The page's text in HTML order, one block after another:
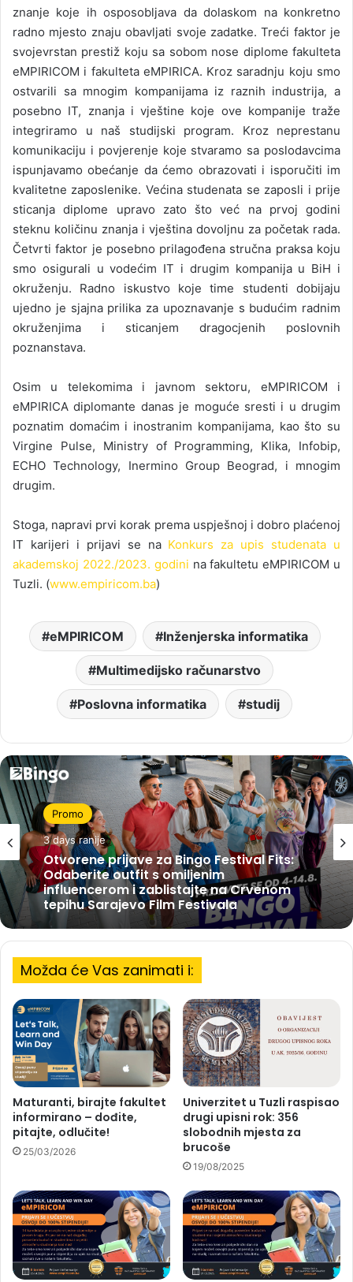
znanje koje ih osposobljava da dolaskom na konkretno
radno mjesto znaju obavljati svoje zadatke. Treći faktor je
svojevrstan prestiž koju sa sobom nose diplome fakulteta
eMPIRICOM i fakulteta eMPIRICA. Kroz saradnju koju smo
ostvarili sa mnogim kompanijama iz raznih industrija, a
posebno IT, znanja i vještine koje ove kompanije traže
integriramo u naš studijski program. Kroz neprestanu
komunikaciju i povjerenje koje stvaramo sa poslodavcima
ispunjavamo obećanje da ćemo obrazovati i isporučiti im
kvalitetne zaposlenike. Većina studenata se zaposli i prije
sticanja diplome upravo zato što već na prvoj godini
steknu količinu znanja i vještina dovoljnu za početak rada.
Četvrti faktor je posebno prilagođena stručna praksa koju
smo osigurali u vodećim IT i drugim kompanija u BiH i
okruženju. Radno iskustvo koje time studenti dobijaju
ujedno je sjajna prilika za upoznavanje s budućim radnim
okruženjima i sticanjem dragocjenih poslovnih
poznanstava.
Osim u telekomima i javnom sektoru, eMPIRICOM i
eMPIRICA diplomante danas je moguće sresti i u drugim
poznatim domaćim i inostranim kompanijama, kao što su
Virgine Pulse, Ministry of Programming, Klika, Infobip,
ECHO Technology, Inermino Group Beograd, i mnogim
drugim.
Stoga, napravi prvi korak prema uspješnoj i dobro plaćenoj
IT karijeri i prijavi se na Konkurs za upis studenata u
akademskoj 2022./2023. godini na fakultetu eMPIRICOM u
Tuzli. (www.empiricom.ba)
eMPIRICOM Inženjerska informatika
Multimedijsko računarstvo
Poslovna informatika studij
Promo
3 days ranije
Otvorene prijave za Bingo Festival Fits:
Odaberite outfit s omiljenim
influencerom i zablistajte na Crvenom
tepihu Sarajevo Film Festivala
Možda će Vas zanimati i:
Maturanti, birajte fakultet
informirano – dođite,
pitajte, odlučite!
25/03/2026
Univerzitet u Tuzli raspisao
drugi upisni rok: 356
slobodnih mjesta za
brucoše
19/08/2025